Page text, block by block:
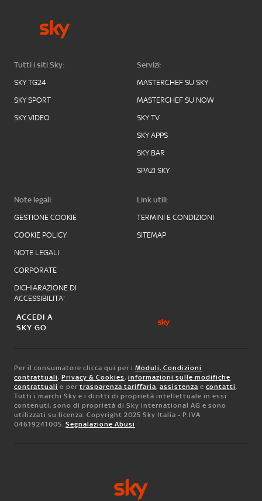
Tutti i siti Sky:
SKY TG24
SKY SPORT
SKY VIDEO
Servizi:
MASTERCHEF SU SKY
MASTERCHEF SU NOW
SKY TV
SKY APPS
SKY BAR
SPAZI SKY
Note legali:
GESTIONE COOKIE
COOKIE POLICY
NOTE LEGALI
CORPORATE
DICHIARAZIONE DI
ACCESSIBILITA'
Link utili:
TERMINI E CONDIZIONI
SITEMAP
ACCEDI A
SKY GO
Per il consumatore clicca qui per i Moduli, Condizioni
contrattuali, Privacy & Cookies, informazioni sulle modifiche
contrattuali o per trasparenza tariffaria, assistenza e contatti.
Tutti i marchi Sky e i diritti di proprietà intellettuale in essi
contenuti, sono di proprietà di Sky international AG e sono
utilizzati su licenza. Copyright 2025 Sky Italia - P.IVA
04619241005. Segnalazione Abusi